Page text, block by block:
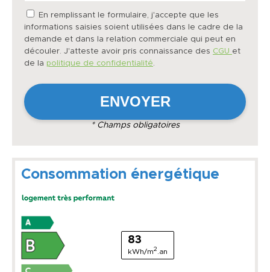
En remplissant le formulaire, j'accepte que les
informations saisies soient utilisées dans le cadre de la
demande et dans la relation commerciale qui peut en
découler. J'atteste avoir pris connaissance des CGU et
de la politique de confidentialité.
* Champs obligatoires
Consommation énergétique
83
kWh/m2 .an